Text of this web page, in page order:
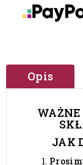
Opis
JAK